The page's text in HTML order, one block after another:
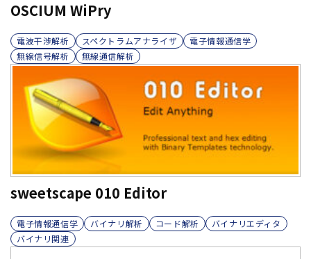
OSCIUM WiPry
電波干渉解析 スペクトラムアナライザ
電子情報通信学
無線信号解析
無線通信解析
sweetscape 010 Editor
電子情報通信学 バイナリ解析 コード解析
バイナリエディタ
バイナリ関連